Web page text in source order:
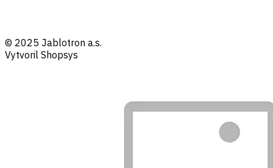
© 2025 Jablotron a.s.
Vytvoril Shopsys